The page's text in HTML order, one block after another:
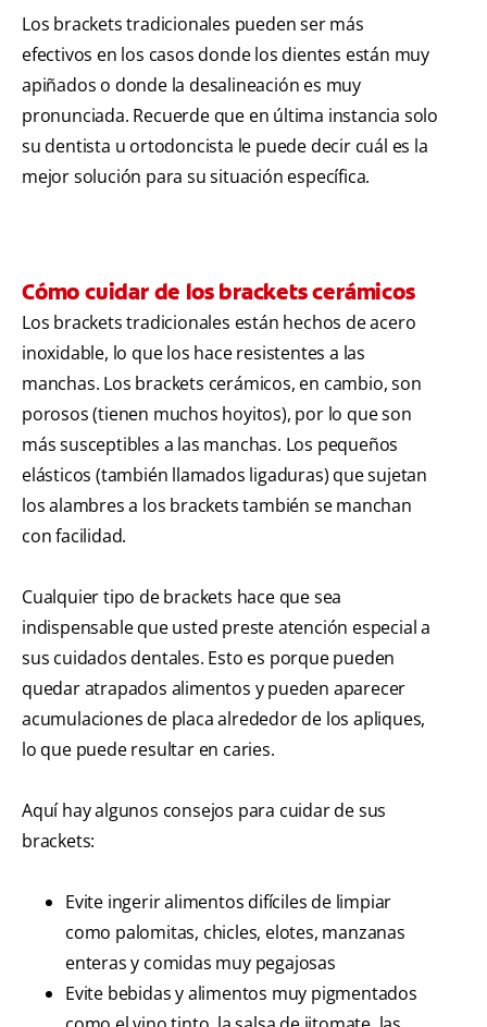
Los brackets tradicionales pueden ser más
efectivos en los casos donde los dientes están muy
apiñados o donde la desalineación es muy
pronunciada. Recuerde que en última instancia solo
su dentista u ortodoncista le puede decir cuál es la
mejor solución para su situación específica.
Cómo cuidar de los brackets cerámicos
Los brackets tradicionales están hechos de acero
inoxidable, lo que los hace resistentes a las
manchas. Los brackets cerámicos, en cambio, son
porosos (tienen muchos hoyitos), por lo que son
más susceptibles a las manchas. Los pequeños
elásticos (también llamados ligaduras) que sujetan
los alambres a los brackets también se manchan
con facilidad.
Cualquier tipo de brackets hace que sea
indispensable que usted preste atención especial a
sus cuidados dentales. Esto es porque pueden
quedar atrapados alimentos y pueden aparecer
acumulaciones de placa alrededor de los apliques,
lo que puede resultar en caries.
Aquí hay algunos consejos para cuidar de sus
brackets:
Evite ingerir alimentos difíciles de limpiar
como palomitas, chicles, elotes, manzanas
enteras y comidas muy pegajosas
Evite bebidas y alimentos muy pigmentados